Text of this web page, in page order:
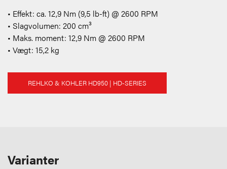
• Effekt: ca. 12,9 Nm (9,5 lb-ft) @ 2600 RPM
• Slagvolumen: 200 cm³
• Maks. moment: 12,9 Nm @ 2600 RPM
• Vægt: 15,2 kg
REHLKO & KOHLER HD950 | HD-SERIES
Varianter